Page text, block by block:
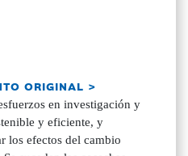
ORIGINAL >
en investigación y
y eficiente, y
los efectos del cambio